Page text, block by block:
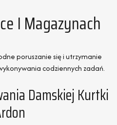
I Magazynach
poruszanie się i utrzymanie
codziennych zadań.
Damskiej Kurtki